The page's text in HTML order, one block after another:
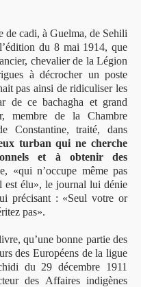
de cadi, à Guelma, de Sehili
du 8 mai 1914, que
chevalier de la Légion
à décrocher un poste
pas ainsi de ridiculiser les
de ce bachagha et grand
membre de la Chambre
Constantine, traité, dans
turban qui ne cherche
et à obtenir des
«qui n’occupe même pas
est élu», le journal lui dénie
précisant : «Seul votre or
pas».
qu’une bonne partie des
des Européens de la ligue
du 29 décembre 1911
des Affaires indigènes